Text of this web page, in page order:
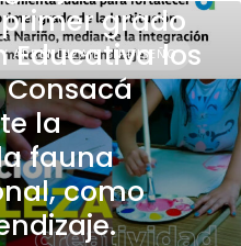
APRENDIZAJE EN DISEÑO
grado
Educativa los
Consacá
la
fauna
como